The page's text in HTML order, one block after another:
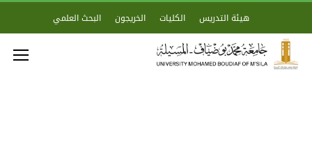
هيئة التدريس الكليات الخريجون البحث العلمي